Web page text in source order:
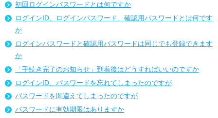
初回ログインパスワードとは何ですか
ログインID、ログインパスワード、確認用パスワードとは何です
か
ログインパスワードと確認用パスワードは同じでも登録できます
か
「手続き完了のお知らせ」到着後はどうすればいいのですか
ログインID、パスワードを忘れてしまったのですが
パスワードを間違えてしまったのですが
パスワードに有効期限はありますか